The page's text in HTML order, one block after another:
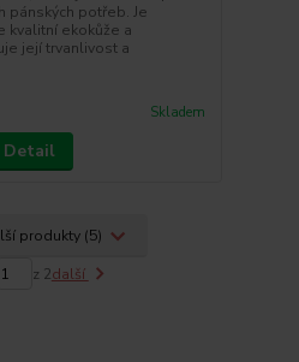
pánských potřeb. Je
kvalitní ekokůže a
její trvanlivost a
Skladem
Detail
produkty (5)
z 2další